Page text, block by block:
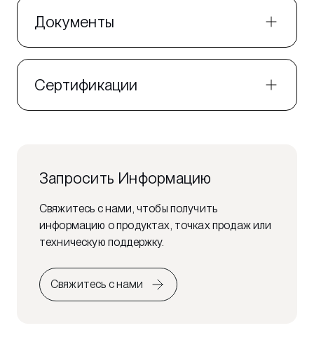
Документы
Сертификации
Запросить Информацию
Свяжитесь с нами, чтобы получить
информацию о продуктах, точках продаж или
техническую поддержку.
Свяжитесь с нами